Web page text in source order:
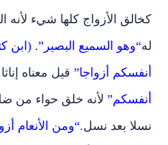
كخالق الأزواج كلها شيء لأنه
له“وهو السميع البصير”. (ابن
أنفسكم أزواجا” قيل معناه
أنفسكم” لأنه خلق حواء من
نسلا بعد نسل.“ومن الأنعام